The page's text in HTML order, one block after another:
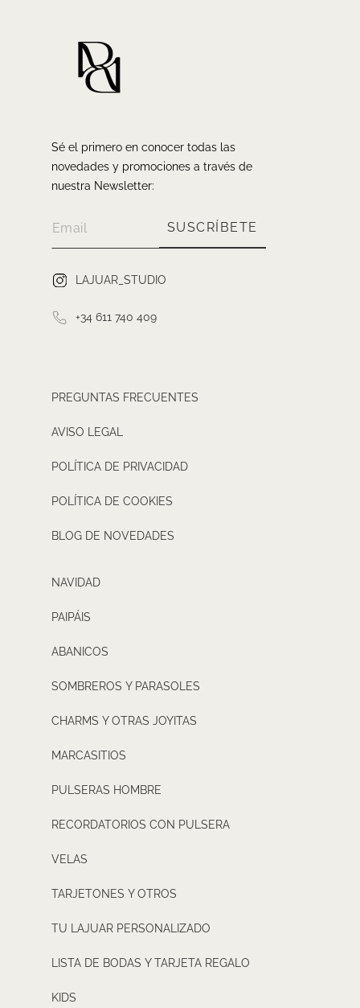
Sé el primero en conocer todas las
novedades y promociones a través de
nuestra Newsletter:
SUSCRÍBETE
LAJUAR_STUDIO
+34 611 740 409
PREGUNTAS FRECUENTES
AVISO LEGAL
POLÍTICA DE PRIVACIDAD
POLÍTICA DE COOKIES
BLOG DE NOVEDADES
NAVIDAD
PAIPÁIS
ABANICOS
SOMBREROS Y PARASOLES
CHARMS Y OTRAS JOYITAS
MARCASITIOS
PULSERAS HOMBRE
RECORDATORIOS CON PULSERA
VELAS
TARJETONES Y OTROS
TU LAJUAR PERSONALIZADO
LISTA DE BODAS Y TARJETA REGALO
KIDS